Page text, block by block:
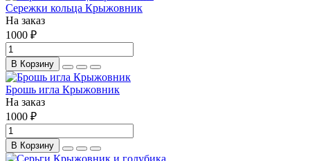
Сережки кольца Крыжовник
На заказ
1000 ₽
В Корзину
Брошь игла Крыжовник
На заказ
1000 ₽
В Корзину